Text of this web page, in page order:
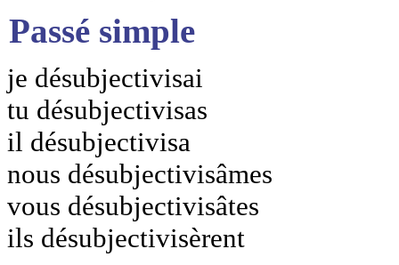
Passé simple
je désubjectivisai
tu désubjectivisas
il désubjectivisa
nous désubjectivisâmes
vous désubjectivisâtes
ils désubjectivisèrent